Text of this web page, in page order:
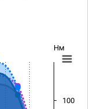
Нм
100